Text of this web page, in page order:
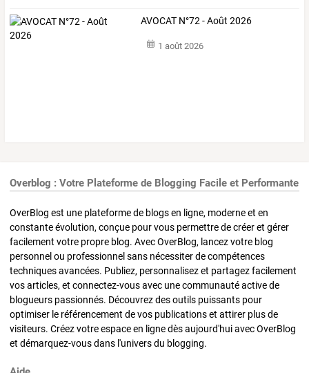
AVOCAT N°72 - Août 2026
1 août 2026
Overblog : Votre Plateforme de Blogging Facile et Performante
OverBlog est une plateforme de blogs en ligne, moderne et en
constante évolution, conçue pour vous permettre de créer et gérer
facilement votre propre blog. Avec OverBlog, lancez votre blog
personnel ou professionnel sans nécessiter de compétences
techniques avancées. Publiez, personnalisez et partagez facilement
vos articles, et connectez-vous avec une communauté active de
blogueurs passionnés. Découvrez des outils puissants pour
optimiser le référencement de vos publications et attirer plus de
visiteurs. Créez votre espace en ligne dès aujourd'hui avec OverBlog
et démarquez-vous dans l'univers du blogging.